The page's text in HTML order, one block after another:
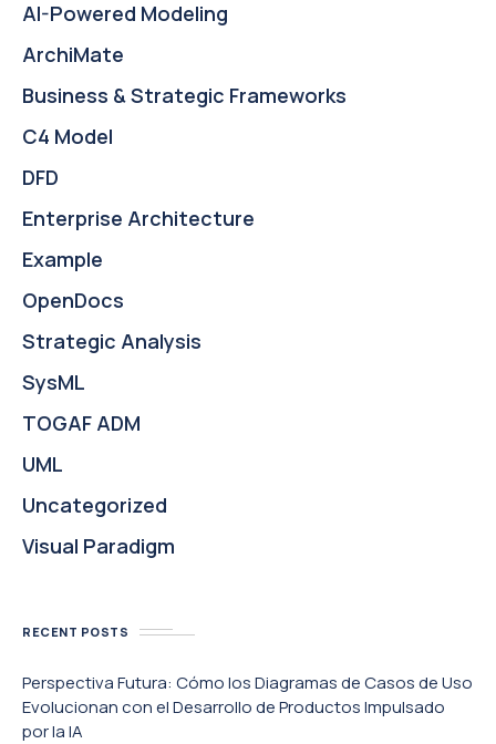
AI-Powered Modeling
ArchiMate
Business & Strategic Frameworks
C4 Model
DFD
Enterprise Architecture
Example
OpenDocs
Strategic Analysis
SysML
TOGAF ADM
UML
Uncategorized
Visual Paradigm
RECENT POSTS
Perspectiva Futura: Cómo los Diagramas de Casos de Uso
Evolucionan con el Desarrollo de Productos Impulsado
por la IA